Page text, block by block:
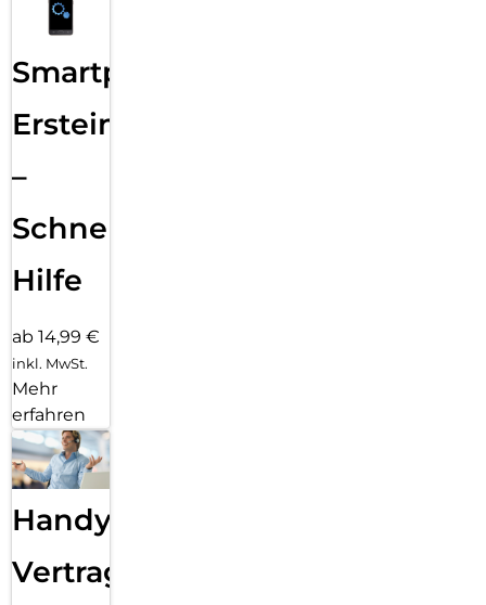
Smartphone
Ersteinrichtung
–
Schnelle
Hilfe
ab 14,99 €
inkl. MwSt.
Mehr
erfahren
Handy
Vertragsabwicklung